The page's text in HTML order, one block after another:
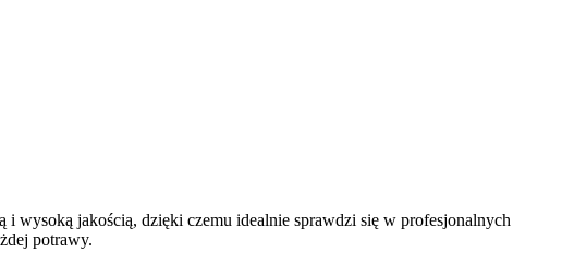
i wysoką jakością, dzięki czemu idealnie sprawdzi się w profesjonalnych
potrawy.